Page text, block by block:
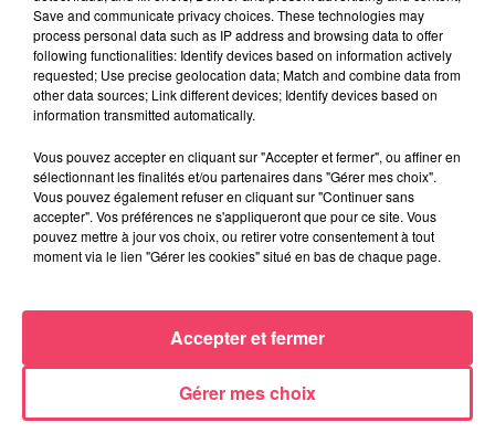
30 juin 2026
À...
Save and communicate privacy choices. These technologies may
process personal data such as IP address and browsing data to offer
following functionalities: Identify devices based on information actively
requested; Use precise geolocation data; Match and combine data from
other data sources; Link different devices; Identify devices based on
information transmitted automatically.
Vous pouvez accepter en cliquant sur "Accepter et fermer", ou affiner en
sélectionnant les finalités et/ou partenaires dans "Gérer mes choix".
Vous pouvez également refuser en cliquant sur "Continuer sans
accepter". Vos préférences ne s'appliqueront que pour ce site. Vous
pouvez mettre à jour vos choix, ou retirer votre consentement à tout
moment via le lien "Gérer les cookies" situé en bas de chaque page.
Gérer mes choix
Accepter et fermer